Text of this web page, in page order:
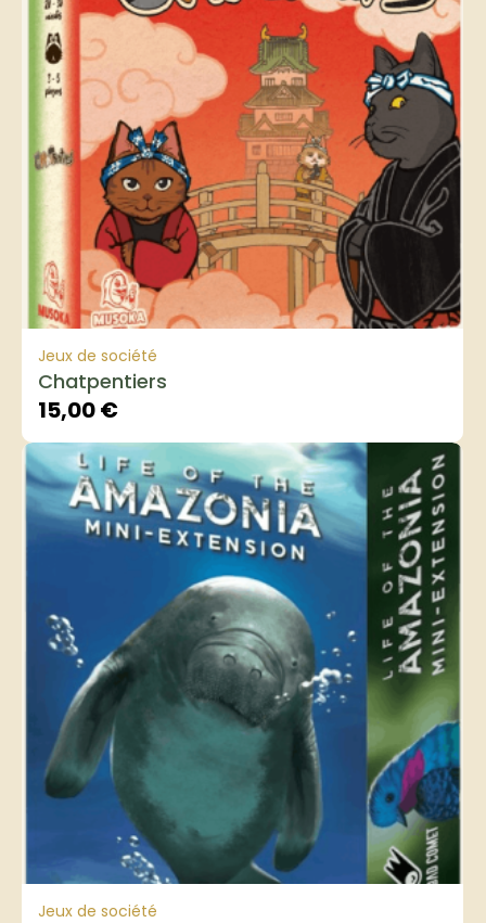
Jeux de société
Chatpentiers
15,00€
Jeux de société